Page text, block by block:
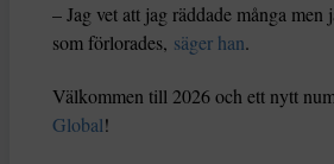
– Jag vet att jag räddade många men
som förlorades, säger han.
Välkommen till 2026 och ett nytt
Global!